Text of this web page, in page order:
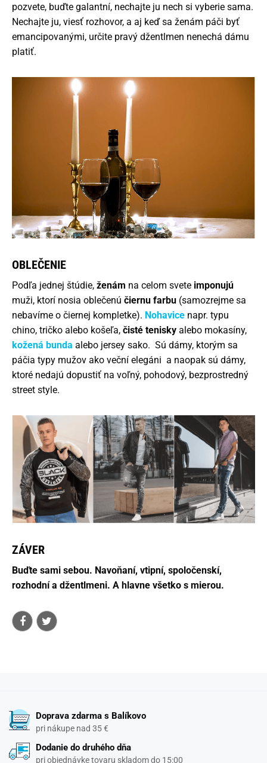
pozvete, buďte galantní, nechajte ju nech si vyberie sama.
Nechajte ju, viesť rozhovor, a aj keď sa ženám páči byť
emancipovanými, určite pravý džentlmen nenechá dámu
platiť.
OBLEČENIE
Podľa jednej štúdie, ženám na celom svete imponujú
muži, ktorí nosia oblečenú čiernu farbu (samozrejme sa
nebavíme o čiernej kompletke). Nohavice napr. typu
chino, tričko alebo košeľa, čisté tenisky alebo mokasíny,
kožená bunda alebo jersey sako. Sú dámy, ktorým sa
páčia typy mužov ako veční elegáni a naopak sú dámy,
ktoré nedajú dopustiť na voľný, pohodový, bezprostredný
street style.
ZÁVER
Buďte sami sebou. Navoňaní, vtipní, spoločenskí,
rozhodní a džentlmeni. A hlavne všetko s mierou.
Doprava zdarma s Balíkovo
pri nákupe nad 35 €
Dodanie do druhého dňa
pri objednávke tovaru skladom do 15:00